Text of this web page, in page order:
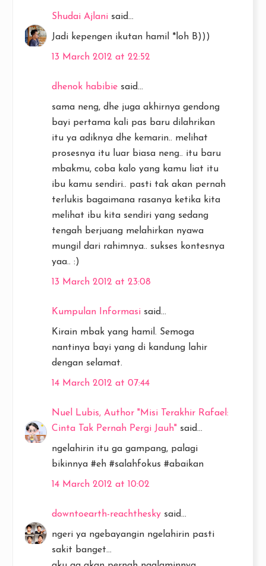
Shudai Ajlani said...
Jadi kepengen ikutan hamil *loh B)))
13 March 2012 at 22:52
dhenok habibie said...
sama neng, dhe juga akhirnya gendong
bayi pertama kali pas baru dilahrikan
itu ya adiknya dhe kemarin.. melihat
prosesnya itu luar biasa neng.. itu baru
mbakmu, coba kalo yang kamu liat itu
ibu kamu sendiri.. pasti tak akan pernah
terlukis bagaimana rasanya ketika kita
melihat ibu kita sendiri yang sedang
tengah berjuang melahirkan nyawa
mungil dari rahimnya.. sukses kontesnya
yaa.. :)
13 March 2012 at 23:08
Kumpulan Informasi said...
Kirain mbak yang hamil. Semoga
nantinya bayi yang di kandung lahir
dengan selamat.
14 March 2012 at 07:44
Nuel Lubis, Author "Misi Terakhir Rafael:
Cinta Tak Pernah Pergi Jauh" said...
ngelahirin itu ga gampang, palagi
bikinnya #eh #salahfokus #abaikan
14 March 2012 at 10:02
downtoearth-reachthesky said...
ngeri ya ngebayangin ngelahirin pasti
sakit banget...